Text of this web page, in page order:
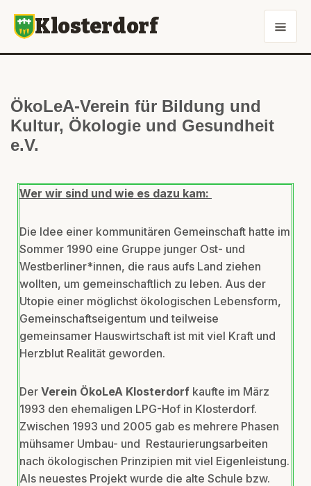
Klosterdorf
ÖkoLeA-Verein für Bildung und
Kultur, Ökologie und Gesundheit
e.V.
Wer wir sind und wie es dazu kam:
Die Idee einer kommunitären Gemeinschaft hatte im
Sommer 1990 eine Gruppe junger Ost- und
Westberliner*innen, die raus aufs Land ziehen
wollten, um gemeinschaftlich zu leben. Aus der
Utopie einer möglichst ökologischen Lebensform,
Gemeinschaftseigentum und teilweise
gemeinsamer Hauswirtschaft ist mit viel Kraft und
Herzblut Realität geworden.
Der Verein ÖkoLeA Klosterdorf kaufte im März
1993 den ehemaligen LPG-Hof in Klosterdorf.
Zwischen 1993 und 2005 gab es mehrere Phasen
mühsamer Umbau- und Restaurierungsarbeiten
nach ökologischen Prinzipien mit viel Eigenleistung.
Als neuestes Projekt wurde die alte Schule bzw.